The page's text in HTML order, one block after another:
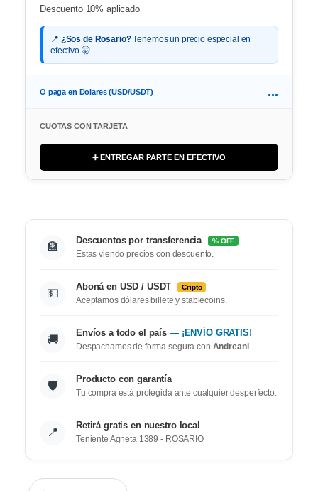
Descuento 10% aplicado
📍 ¿Sos de Rosario?Tenemos un precio especial en
efectivo 🤫
O paga en Dolares (USD/USDT) ...
CUOTAS CON TARJETA
➕ ENTREGAR PARTE EN EFECTIVO
🏦 Descuentos por transferencia % OFF
Estas viendo precios con descuento.
💵 Aboná en USD / USDT Cripto
Aceptamos dólares billete y stablecoins.
🚚 Envíos a todo el país — ¡ENVÍO GRATIS!
Despachamos de forma segura con Andreani.
🛡️ Producto con garantía
Tu compra está protegida ante cualquier desperfecto.
📍 Retirá gratis en nuestro local
Teniente Agneta 1389 - ROSARIO